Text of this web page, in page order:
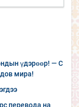
үдэрөөр! — С
мира!
перевода на